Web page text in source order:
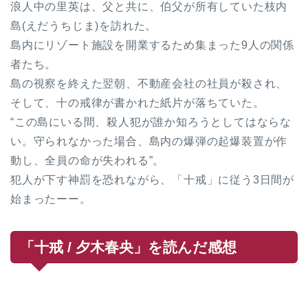
浪人中の里英は、父と共に、伯父が所有していた枝内
島(えだうちじま)を訪れた。
島内にリゾート施設を開業するため集まった9人の関係
者たち。
島の視察を終えた翌朝、不動産会社の社員が殺され、
そして、十の戒律が書かれた紙片が落ちていた。
“この島にいる間、殺人犯が誰か知ろうとしてはならな
い。守られなかった場合、島内の爆弾の起爆装置が作
動し、全員の命が失われる”。
犯人が下す神罰を恐れながら、「十戒」に従う3日間が
始まったーー。
「十戒 / 夕木春央」を読んだ感想